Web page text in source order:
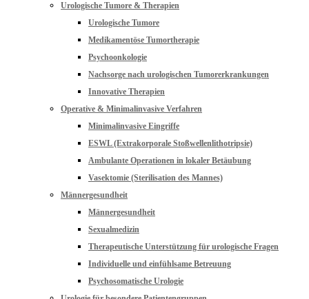
Urologische Tumore & Therapien
Urologische Tumore
Medikamentöse Tumortherapie
Psychoonkologie
Nachsorge nach urologischen Tumorerkrankungen
Innovative Therapien
Operative & Minimalinvasive Verfahren
Minimalinvasive Eingriffe
ESWL (Extrakorporale Stoßwellenlithotripsie)
Ambulante Operationen in lokaler Betäubung
Vasektomie (Sterilisation des Mannes)
Männergesundheit
Männergesundheit
Sexualmedizin
Therapeutische Unterstützung für urologische Fragen
Individuelle und einfühlsame Betreuung
Psychosomatische Urologie